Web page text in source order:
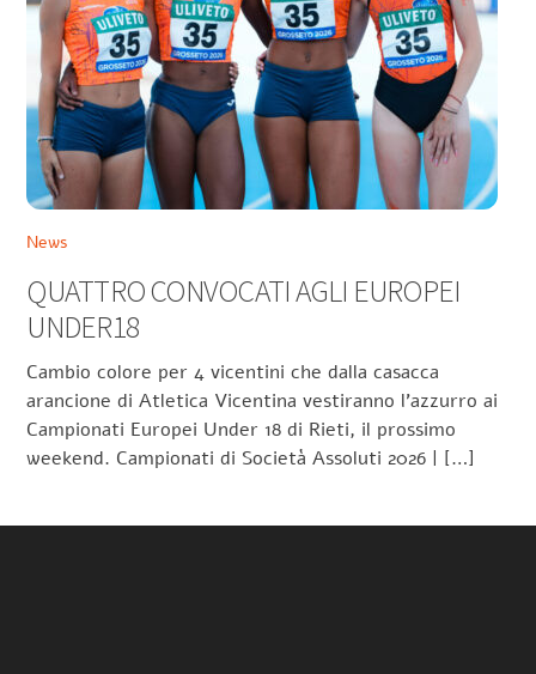
News
QUATTRO CONVOCATI AGLI EUROPEI
UNDER18
Cambio colore per 4 vicentini che dalla casacca
arancione di Atletica Vicentina vestiranno l’azzurro ai
Campionati Europei Under 18 di Rieti, il prossimo
weekend. Campionati di Società Assoluti 2026 | […]